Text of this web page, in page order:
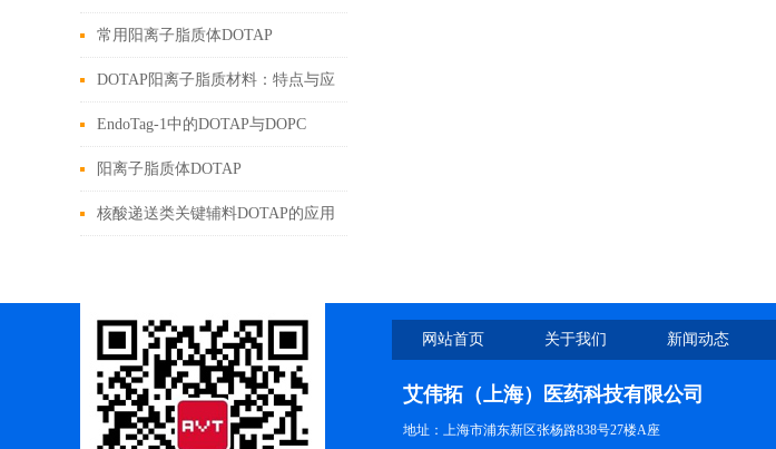
常用阳离子脂质体DOTAP
DOTAP阳离子脂质材料：特点与应
用解析
EndoTag-1中的DOTAP与DOPC
阳离子脂质体DOTAP
核酸递送类关键辅料DOTAP的应用
网站首页 关于我们 新闻动态
艾伟拓（上海）医药科技有限公司
地址：上海市浦东新区张杨路838号27楼A座